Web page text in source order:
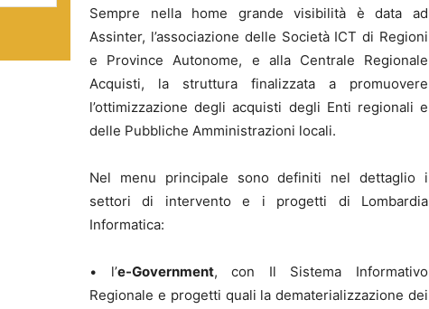
Sempre nella home grande visibilità è data ad
Assinter, l’associazione delle Società ICT di Regioni
e Province Autonome, e alla Centrale Regionale
Acquisti, la struttura finalizzata a promuovere
l’ottimizzazione degli acquisti degli Enti regionali e
delle Pubbliche Amministrazioni locali.
Nel menu principale sono definiti nel dettaglio i
settori di intervento e i progetti di Lombardia
Informatica:
• l’e-Government, con Il Sistema Informativo
Regionale e progetti quali la dematerializzazione dei